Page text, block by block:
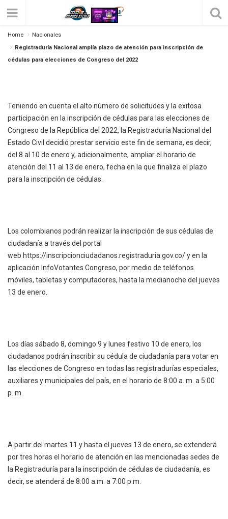
Home
Nacionales
Registraduría Nacional amplía plazo de atención para inscripción de
cédulas para elecciones de Congreso del 2022
Registraduría Nacional Amplía Plazo De
Atención Para Inscripción De Cédulas Para
Elecciones De Congreso Del 2022
Teniendo en cuenta el alto número de solicitudes y la exitosa
participación en la inscripción de cédulas para las elecciones de
Congreso de la República del 2022, la Registraduría Nacional del
Estado Civil decidió prestar servicio este fin de semana, es decir,
del 8 al 10 de enero y, adicionalmente, ampliar el horario de
atención del 11 al 13 de enero, fecha en la que finaliza el plazo
para la inscripción de cédulas.
Los colombianos podrán realizar la inscripción de sus cédulas de
ciudadanía a través del portal
web https://inscripcionciudadanos.registraduria.gov.co/y en la
aplicación InfoVotantes Congreso, por medio de teléfonos
móviles, tabletas y computadores, hasta la medianoche del jueves
13 de enero.
Los días sábado 8, domingo 9 y lunes festivo 10 de enero, los
ciudadanos podrán inscribir su cédula de ciudadanía para votar en
las elecciones de Congreso en todas las registradurías especiales,
auxiliares y municipales del país, en el horario de 8:00 a. m. a 5:00
p. m.
A partir del martes 11 y hasta el jueves 13 de enero, se extenderá
por tres horas el horario de atención en las mencionadas sedes de
la Registraduría para la inscripción de cédulas de ciudadanía, es
decir, se atenderá de 8:00 a.m. a 7:00 p.m.